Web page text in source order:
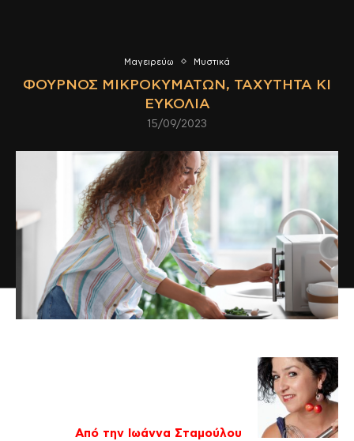
Μαγειρεύω Μυστικά
ΦΟΎΡΝΟΣ ΜΙΚΡΟΚΥΜΆΤΩΝ, ΤΑΧΎΤΗΤΑ ΚΙ
ΕΥΚΟΛΊΑ
15/09/2023
Από την Ιωάννα Σταμούλου